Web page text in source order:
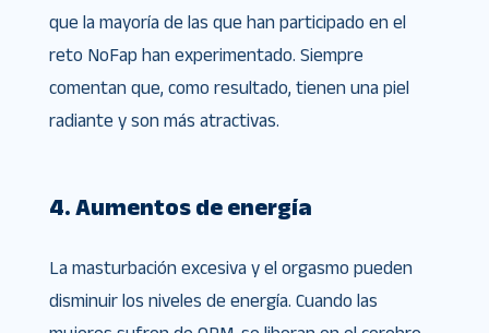
que la mayoría de las que han participado en el
reto NoFap han experimentado. Siempre
comentan que, como resultado, tienen una piel
radiante y son más atractivas.
4. Aumentos de energía
La masturbación excesiva y el orgasmo pueden
disminuir los niveles de energía. Cuando las